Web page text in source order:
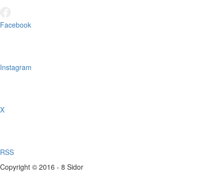
Facebook
Instagram
X
RSS
Copyright © 2016 - 8 Sidor